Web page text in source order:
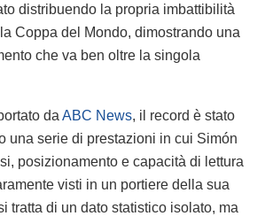
distribuendo la propria imbattibilità
Coppa del Mondo, dimostrando una
che va ben oltre la singola
da ABC News, il record è stato
una serie di prestazioni in cui Simón
posizionamento e capacità di lettura
visti in un portiere della sua
tratta di un dato statistico isolato, ma